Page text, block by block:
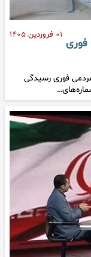
۰۱ فروردین ۱۴۰۵
فوری
فوری رسیدگی